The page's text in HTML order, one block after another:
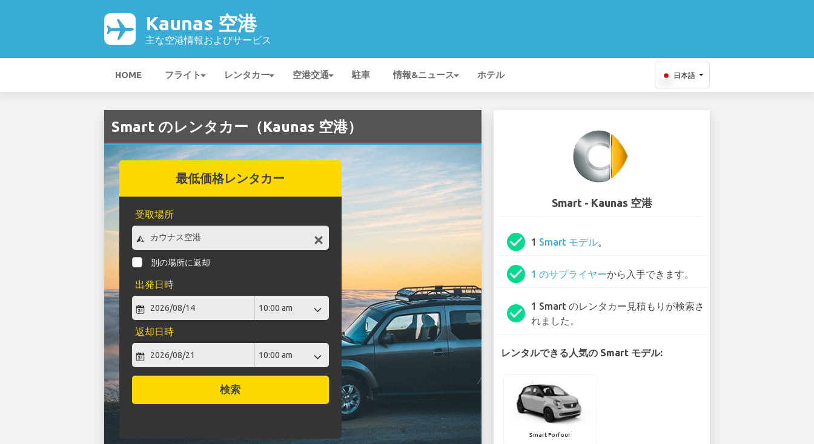
Kaunas 空港
主な空港情報およびサービス
HOME フライト レンタカー 空港交通 駐車 情報&ニュース ホテル 日本語
Smart のレンタカー（Kaunas 空港）
最低価格レンタカー
受取場所
別の場所に返却
出発日時
返却日時
検索
Smart - Kaunas 空港
check_circle 1 Smart モデル。
check_circle 1 のサプライヤーから入手できます。
check_circle
1 Smart のレンタカー見積もりが検索さ
れました。
レンタルできる人気の Smart モデル:
Smart Forfour